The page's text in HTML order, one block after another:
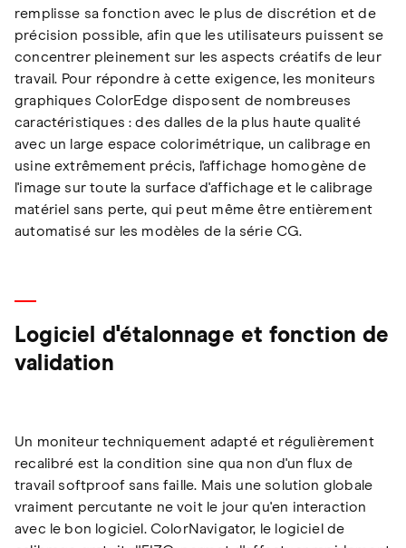
remplisse sa fonction avec le plus de discrétion et de
précision possible, afin que les utilisateurs puissent se
concentrer pleinement sur les aspects créatifs de leur
travail. Pour répondre à cette exigence, les moniteurs
graphiques ColorEdge disposent de nombreuses
caractéristiques : des dalles de la plus haute qualité
avec un large espace colorimétrique, un calibrage en
usine extrêmement précis, l'affichage homogène de
l'image sur toute la surface d'affichage et le calibrage
matériel sans perte, qui peut même être entièrement
automatisé sur les modèles de la série CG.
Logiciel d'étalonnage et fonction de
validation
Un moniteur techniquement adapté et régulièrement
recalibré est la condition sine qua non d'un flux de
travail softproof sans faille. Mais une solution globale
vraiment percutante ne voit le jour qu'en interaction
avec le bon logiciel. ColorNavigator, le logiciel de